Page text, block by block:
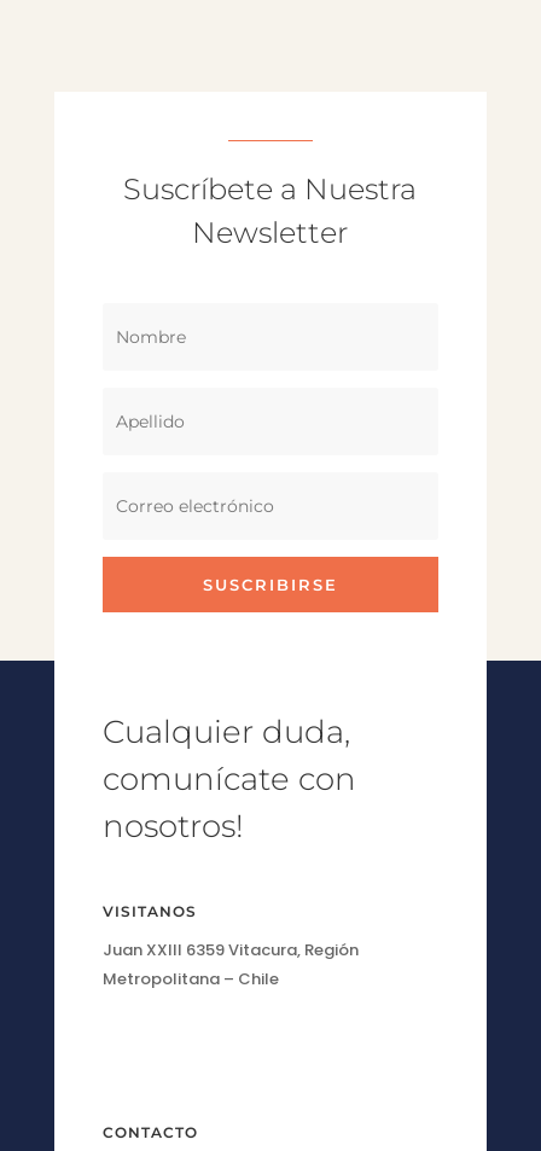
Suscríbete a Nuestra
Newsletter
SUSCRIBIRSE
Cualquier duda,
comunícate con
nosotros!
VISITANOS
Juan XXIII 6359 Vitacura, Región
Metropolitana – Chile
CONTACTO